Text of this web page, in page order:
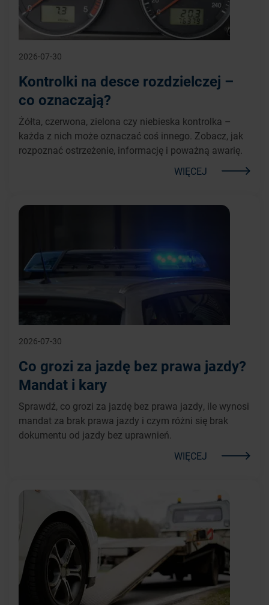
2026-07-30
Kontrolki na desce rozdzielczej –
co oznaczają?
Żółta, czerwona, zielona czy niebieska kontrolka –
każda z nich może oznaczać coś innego. Zobacz, jak
rozpoznać ostrzeżenie, informację i poważną awarię.
WIĘCEJ
2026-07-30
Co grozi za jazdę bez prawa jazdy?
Mandat i kary
Sprawdź, co grozi za jazdę bez prawa jazdy, ile wynosi
mandat za brak prawa jazdy i czym różni się brak
dokumentu od jazdy bez uprawnień.
WIĘCEJ